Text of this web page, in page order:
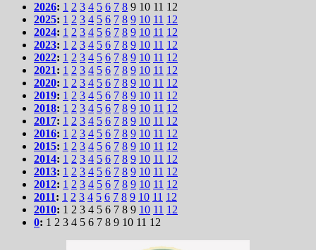
2026: 1 2 3 4 5 6 7 8 9 10 11 12
2025: 1 2 3 4 5 6 7 8 9 10 11 12
2024: 1 2 3 4 5 6 7 8 9 10 11 12
2023: 1 2 3 4 5 6 7 8 9 10 11 12
2022: 1 2 3 4 5 6 7 8 9 10 11 12
2021: 1 2 3 4 5 6 7 8 9 10 11 12
2020: 1 2 3 4 5 6 7 8 9 10 11 12
2019: 1 2 3 4 5 6 7 8 9 10 11 12
2018: 1 2 3 4 5 6 7 8 9 10 11 12
2017: 1 2 3 4 5 6 7 8 9 10 11 12
2016: 1 2 3 4 5 6 7 8 9 10 11 12
2015: 1 2 3 4 5 6 7 8 9 10 11 12
2014: 1 2 3 4 5 6 7 8 9 10 11 12
2013: 1 2 3 4 5 6 7 8 9 10 11 12
2012: 1 2 3 4 5 6 7 8 9 10 11 12
2011: 1 2 3 4 5 6 7 8 9 10 11 12
2010: 1 2 3 4 5 6 7 8 9 10 11 12
0: 1 2 3 4 5 6 7 8 9 10 11 12